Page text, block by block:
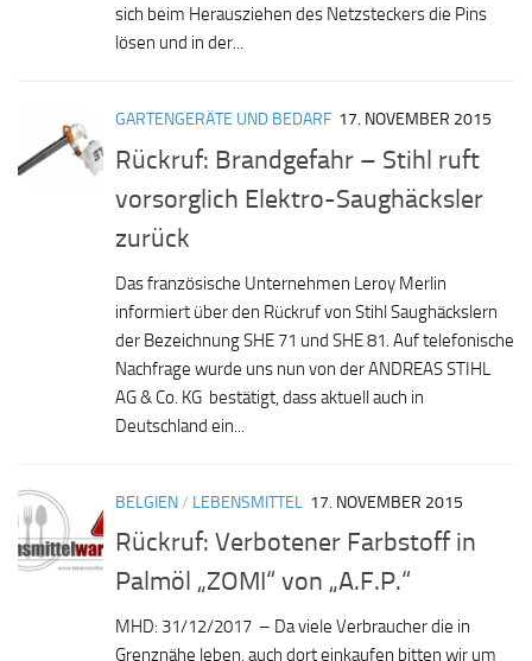
sich beim Herausziehen des Netzsteckers die Pins
lösen und in der...
GARTENGERÄTE UND BEDARF 17. NOVEMBER 2015
Rückruf: Brandgefahr – Stihl ruft
vorsorglich Elektro-Saughäcksler
zurück
Das französische Unternehmen Leroy Merlin
informiert über den Rückruf von Stihl Saughäckslern
der Bezeichnung SHE 71 und SHE 81. Auf telefonische
Nachfrage wurde uns nun von der ANDREAS STIHL
AG & Co. KG bestätigt, dass aktuell auch in
Deutschland ein...
BELGIEN/ LEBENSMITTEL 17. NOVEMBER 2015
Rückruf: Verbotener Farbstoff in
Palmöl „ZOMI“ von „A.F.P.“
MHD: 31/12/2017 – Da viele Verbraucher die in
Grenznähe leben, auch dort einkaufen bitten wir um